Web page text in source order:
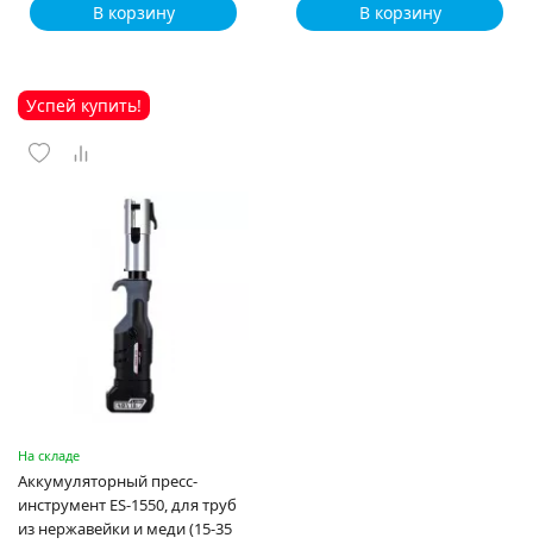
В корзину В корзину
Успей купить!
На складе
Аккумуляторный пресс-
инструмент ES-1550, для труб
из нержавейки и меди (15-35